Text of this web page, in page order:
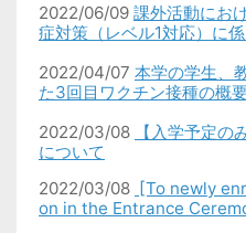
2022/06/09 課外活動にお
症対策（レベル1対応）に
2022/04/07 本学の学生、
た3回目ワクチン接種の概
2022/03/08
【入学予定の
について
2022/03/08 [To newly
on in the Entrance